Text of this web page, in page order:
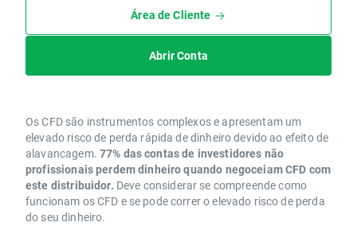
Área de Cliente
Abrir Conta
Os CFD são instrumentos complexos e apresentam um
elevado risco de perda rápida de dinheiro devido ao efeito de
alavancagem. 77% das contas de investidores não
profissionais perdem dinheiro quando negoceiam CFD com
este distribuidor. Deve considerar se compreende como
funcionam os CFD e se pode correr o elevado risco de perda
do seu dinheiro.